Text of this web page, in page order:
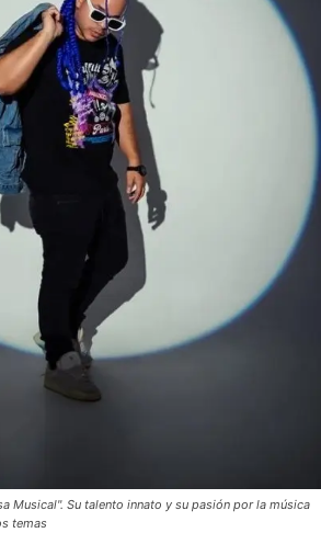
Musical". Su talento innato y su pasión por la música
temas